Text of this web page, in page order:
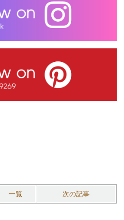
一覧 次の記事